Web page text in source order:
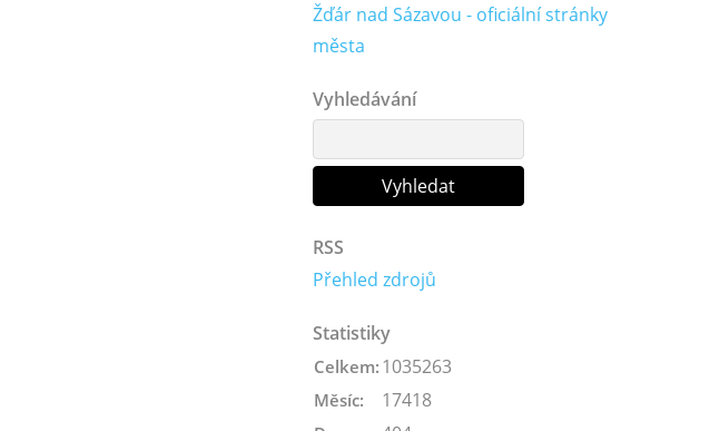
Žďár nad Sázavou - oficiální stránky
města
Vyhledávání
RSS
Přehled zdrojů
Statistiky
Celkem: 1035263
Měsíc: 17418